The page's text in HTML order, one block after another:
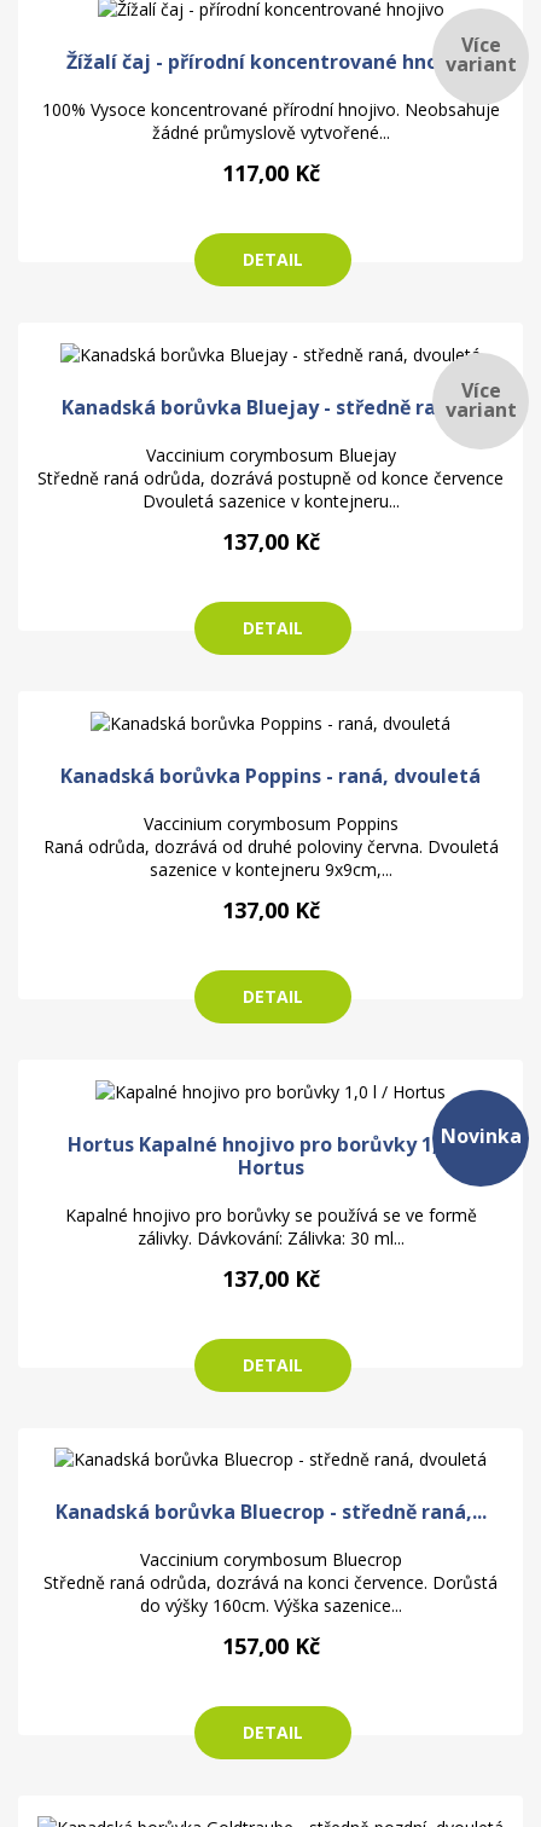
Žížalí čaj - přírodní koncentrované hnojivo
100% Vysoce koncentrované přírodní hnojivo. Neobsahuje
žádné průmyslově vytvořené...
117,00 Kč
DETAIL
Více
variant
Kanadská borůvka Bluejay - středně raná,...
Vaccinium corymbosum Bluejay
Středně raná odrůda, dozrává postupně od konce července
Dvouletá sazenice v kontejneru...
137,00 Kč
DETAIL
Více
variant
Kanadská borůvka Poppins - raná, dvouletá
Vaccinium corymbosum Poppins
Raná odrůda, dozrává od druhé poloviny června. Dvouletá
sazenice v kontejneru 9x9cm,...
137,00 Kč
DETAIL
Hortus Kapalné hnojivo pro borůvky 1,0 l /
Hortus
Kapalné hnojivo pro borůvky se používá se ve formě
zálivky. Dávkování: Zálivka: 30 ml...
137,00 Kč
DETAIL
Novinka
Kanadská borůvka Bluecrop - středně raná,...
Vaccinium corymbosum Bluecrop
Středně raná odrůda, dozrává na konci července. Dorůstá
do výšky 160cm. Výška sazenice...
157,00 Kč
DETAIL